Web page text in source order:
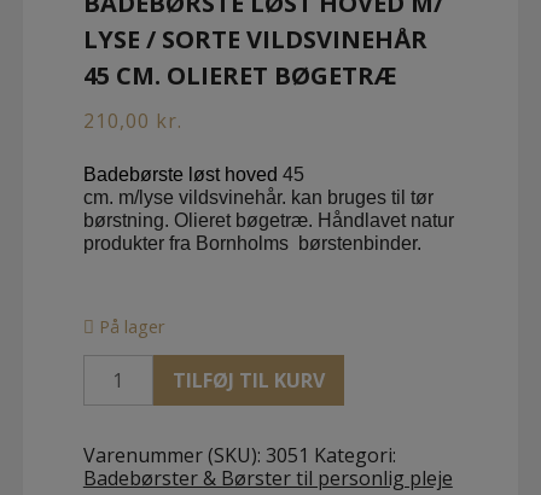
LYSE / SORTE VILDSVINEHÅR
45 CM. OLIERET BØGETRÆ
210,00 kr.
Badebørste løst hoved 45
cm. m/lyse vildsvinehår. kan bruges til tør
børstning. Olieret bøgetræ. Håndlavet natur
produkter fra Bornholms børstenbinder.
På lager
Badebørste
hoved
lyse
/
TILFØJ TIL KURV
Varenummer (SKU): 3051 Kategori:
Badebørster & Børster til personlig pleje